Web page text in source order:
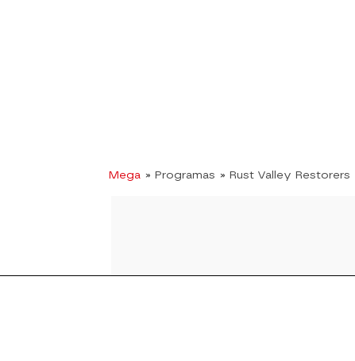
Mega » Programas » Rust Valley Restorers